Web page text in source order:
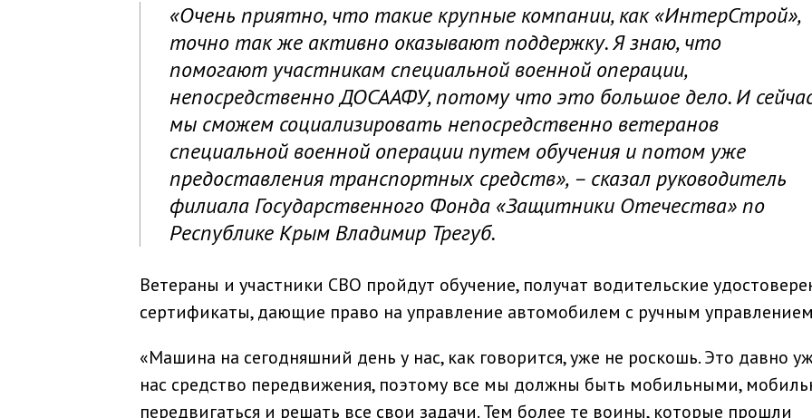
«Очень приятно, что такие крупные компании, как «ИнтерСтрой»,
точно так же активно оказывают поддержку. Я знаю, что
помогают участникам специальной военной операции,
непосредственно ДОСААФУ, потому что это большое дело. И
мы сможем социализировать непосредственно ветеранов
специальной военной операции путем обучения и потом уже
предоставления транспортных средств», – сказал руководитель
филиала Государственного Фонда «Защитники Отечества» по
Республике Крым Владимир Трегуб.
Ветераны и участники СВО пройдут обучение, получат водительские
сертификаты, дающие право на управление автомобилем с ручным
«Машина на сегодняшний день у нас, как говорится, уже не роскошь. Это давно
нас средство передвижения, поэтому все мы должны быть мобильными,
передвигаться и решать все свои задачи. Тем более те воины, которые прошли